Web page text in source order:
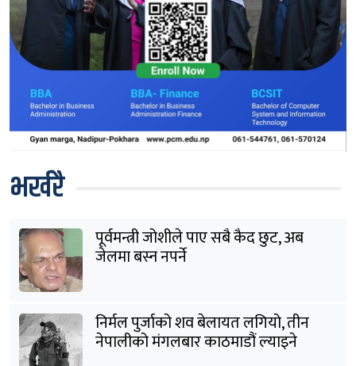
भर्खरै
पूर्वमन्त्री जोशीले पाए सबै कैद छुट, अब
जेलमा बस्न नपर्ने
निर्मल पुर्जाको शव बेलायत लगियो, तीन
नेपालीको मंगलबार काठमाडौं ल्याइने